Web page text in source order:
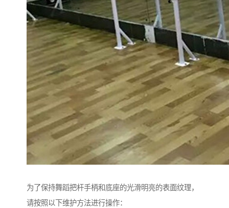
为了保持舞蹈把杆手柄和底座的光滑明亮的表面纹理，
请按照以下维护方法进行操作：